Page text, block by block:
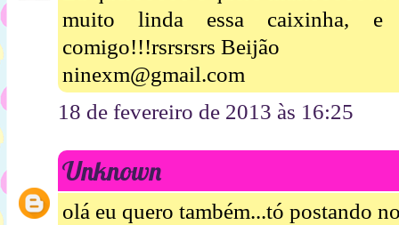
muito linda essa caixinha, e
comigo!!!rsrsrsrs Beijão
ninexm@gmail.com
18 de fevereiro de 2013 às 16:25
Unknown
olá eu quero também...tó postando